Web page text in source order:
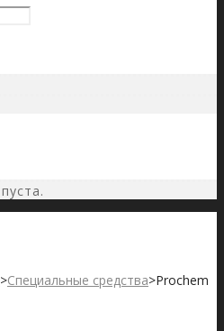
>Специальные средства>Prochem